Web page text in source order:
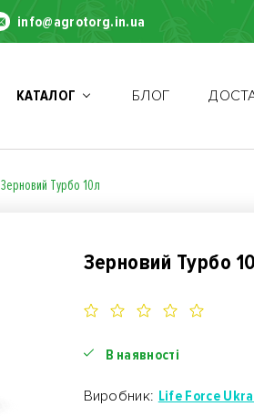
info@agrotorg.in.ua
КАТАЛОГ БЛОГ
Зерновий Турбо 10л
Зерновий Турбо
В наявності
Виробник: Life Force